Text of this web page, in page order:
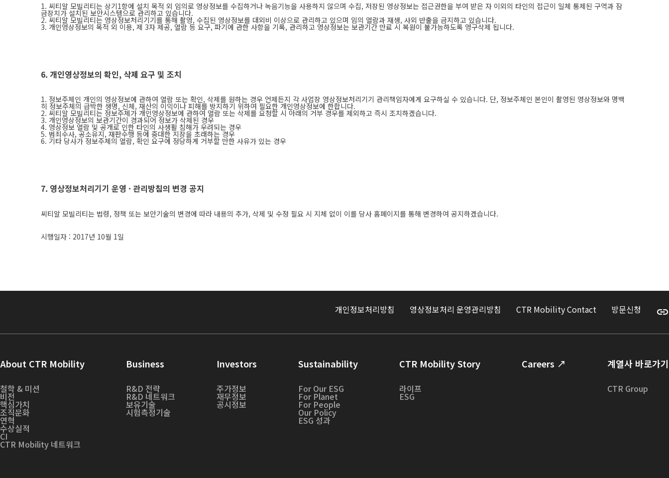
1. 씨티알 모빌리티는 상기1항에 설치 목적 외 임의로 영상정보를 수집하거나 녹음기능을 사용하지 않으며 수집, 저장된 영상정보는 접근권한을 부여 받은 자 이외의 타인의 접근이 일체 통제된 구역과 잠
금장치가 설치된 보안시스템으로 관리하고 있습니다.
2. 씨티알 모빌리티는 영상정보처리기기를 통해 촬영, 수집된 영상정보를 대외비 이상으로 관리하고 있으며 임의 열람과 재생, 사외 반출을 금지하고 있습니다.
3. 개인영상정보의 목적 외 이용, 제 3자 제공, 열람 등 요구, 파기에 관한 사항을 기록, 관리하고 영상정보는 보관기간 만료 시 복원이 불가능하도록 영구삭제 됩니다.
6. 개인영상정보의 확인, 삭제 요구 및 조치
1. 정보주체인 개인의 영상정보에 관하여 열람 또는 확인, 삭제를 원하는 경우 언제든지 각 사업장 영상정보처리기기 관리책임자에게 요구하실 수 있습니다. 단, 정보주체인 본인이 촬영된 영상정보와 명백
히 정보주체의 급박한 생명, 신체, 재산의 이익이나 피해를 방지하기 위하여 필요한 개인영상정보에 한합니다.
2. 씨티알 모빌리티는 정보주체가 개인영상정보에 관하여 열람 또는 삭제를 요청할 시 아래의 거부 경우를 제외하고 즉시 조치하겠습니다.
3. 개인영상정보의 보관기간이 경과되어 정보가 삭제된 경우
4. 영상정보 열람 및 공개로 인한 타인의 사생활 침해가 우려되는 경우
5. 범죄수사, 공소유지, 재판수행 등에 중대한 지장을 초래하는 경우
6. 기타 당사가 정보주체의 열람, 확인 요구에 정당하게 거부할 만한 사유가 있는 경우
7. 영상정보처리기기 운영 · 관리방침의 변경 공지
씨티알 모빌리티는 법령, 정책 또는 보안기술의 변경에 따라 내용의 추가, 삭제 및 수정 필요 시 지체 없이 이를 당사 홈페이지를 통해 변경하여 공지하겠습니다.
시행일자 : 2017년 10월 1일
개인정보처리방침 영상정보처리 운영관리방침 CTR Mobility Contact 방문신청
About CTR Mobility
철학 & 미션
비전
핵심가치
조직문화
연혁
수상실적
CI
CTR Mobility 네트워크
Business
R&D 전략
R&D 네트워크
보유기술
시험측정기술
Investors
주가정보
재무정보
공시정보
Sustainability
For Our ESG
For Planet
For People
Our Policy
ESG 성과
CTR Mobility Story
라이프
ESG
Careers ↗ 계열사 바로가기
CTR Group